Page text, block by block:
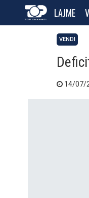
LAJME
VENDI
14/07/